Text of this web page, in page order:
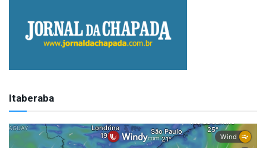
Itaberaba